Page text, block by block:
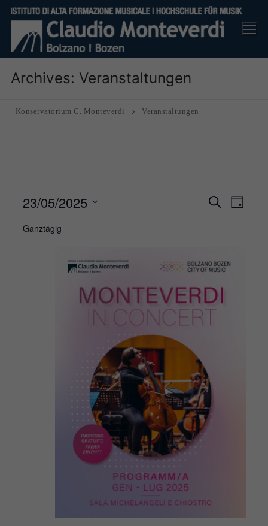
Skip
content
Archives: Veranstaltungen
Konservatorium C. Monteverdi Veranstaltungen
Veranstaltungen
für
Suche
Tag
23/05/2025
Ganztägig